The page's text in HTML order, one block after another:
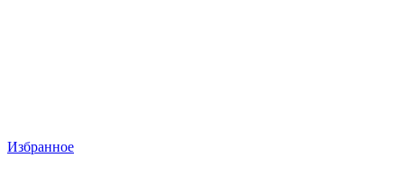
Избранное